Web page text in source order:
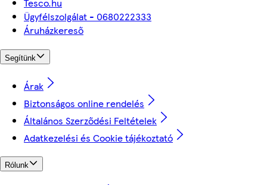
Tesco.hu
Ügyfélszolgálat - 0680222333
Áruházkereső
Segítünk
Árak
Biztonságos online rendelés
Általános Szerződési Feltételek
Adatkezelési és Cookie tájékoztató
Rólunk